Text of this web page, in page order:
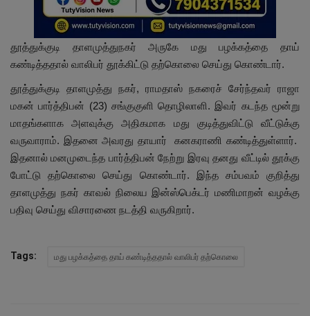
தூத்துக்குடி தாளமுத்துநகர் அருகே மது பழக்கத்தை தாய்
கண்டித்ததால் வாலிபர் தூக்கிட்டு தற்கொலை செய்து கொண்டார்.
தூத்துக்குடி தாளமுத்து நகர், ராமதாஸ் நகரைச் சேர்ந்தவர் ராஜா
மகன் பார்த்திபன் (23) சங்குகுளி தொழிலாளி. இவர் கடந்த மூன்று
மாதங்களாக அளவுக்கு அதிகமாக மது குடித்துவிட்டு வீட்டுக்கு
வருவாராம். இதனை அவரது தாயார் கனகராணி கண்டித்துள்ளார்.
இதனால் மனமுடைந்த பார்த்திபன் நேற்று இரவு தனது வீட்டில் தூக்கு
போட்டு தற்கொலை செய்து கொண்டார். இந்த சம்பவம் குறித்து
தாளமுத்து நகர் காவல் நிலைய இன்ஸ்பெக்டர் மணிமாறன் வழக்கு
பதிவு செய்து விசாரணை நடத்தி வருகிறார்.
Tags: மது பழக்கத்தை தாய் கண்டித்ததால் வாலிபர் தற்கொலை